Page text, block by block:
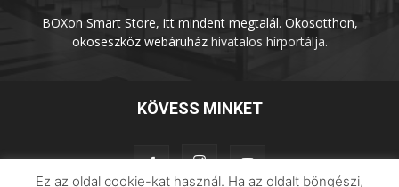
BOXon Smart Store, itt mindent megtalál. Okosotthon,
okoseszköz webáruházhivatalos hírportálja.
KÖVESS MINKET
Ez az oldal cookie-kat használ. Ha az oldalt böngészi,